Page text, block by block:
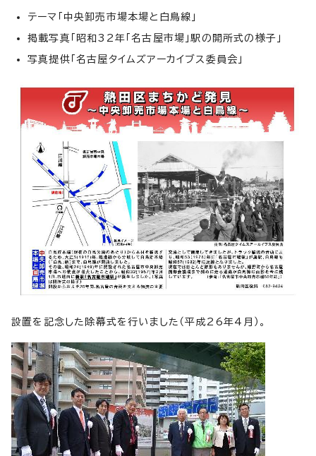
テーマ「中央卸売市場本場と白鳥線」
掲載写真「昭和32年「名古屋市場」駅の開所式の様子」
写真提供「名古屋タイムズアーカイブス委員会」
設置を記念した除幕式を行いました（平成26年4月）。